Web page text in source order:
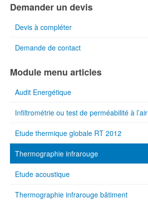
Demander un devis
Devis à compléter
Demande de contact
Module menu articles
Audit Energétique
Infiltrométrie ou test de perméabilité à l’air
Etude thermique globale RT 2012
Thermographie infrarouge
Etude acoustique
Thermographie infrarouge bâtiment